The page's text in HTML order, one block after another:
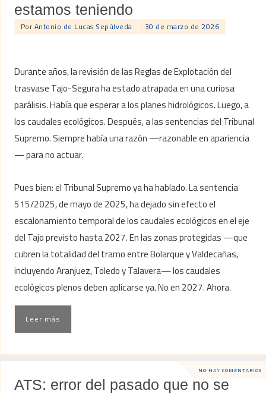
estamos teniendo
PorAntonio de Lucas Sepúlveda 30 de marzo de 2026
Durante años, la revisión de las Reglas de Explotación del
trasvase Tajo-Segura ha estado atrapada en una curiosa
parálisis. Había que esperar a los planes hidrológicos. Luego, a
los caudales ecológicos. Después, a las sentencias del Tribunal
Supremo. Siempre había una razón —razonable en apariencia
— para no actuar.
Pues bien: el Tribunal Supremo ya ha hablado. La sentencia
515/2025, de mayo de 2025, ha dejado sin efecto el
escalonamiento temporal de los caudales ecológicos en el eje
del Tajo previsto hasta 2027. En las zonas protegidas —que
cubren la totalidad del tramo entre Bolarque y Valdecañas,
incluyendo Aranjuez, Toledo y Talavera— los caudales
ecológicos plenos deben aplicarse ya. No en 2027. Ahora.
Leer más
NO HAY COMENTARIOS
ATS: error del pasado que no se